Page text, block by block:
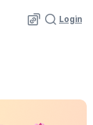
URL
검색Login